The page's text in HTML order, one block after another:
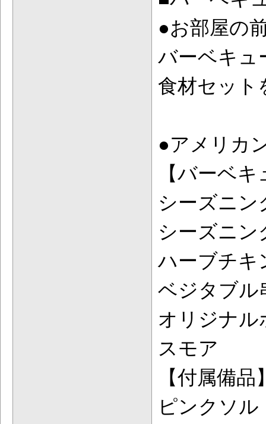
●お部屋の
バーベキュ
食材セット
●アメリカ
【バーベ
シーズニン
シーズニン
ハーブチキ
ベジタブル
オリジナル
スモア
【付属備品
ピンクソ